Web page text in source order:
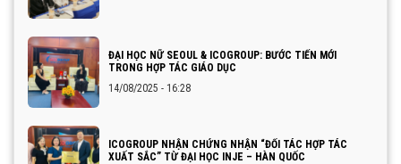
ĐẠI HỌC NỮ SEOUL & ICOGROUP: BƯỚC TIẾN MỚI
TRONG HỢP TÁC GIÁO DỤC
14/08/2025 - 16:28
ICOGROUP NHẬN CHỨNG NHẬN “ĐỐI TÁC HỢP TÁC
XUẤT SẮC” TỪ ĐẠI HỌC INJE – HÀN QUỐC